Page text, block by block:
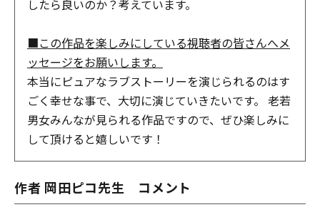
したら良いのか？考えています。
■この作品を楽しみにしている視聴者の皆さんへメ
ッセージをお願いします。
本当にピュアなラブストーリーを演じられるのはす
ごく幸せな事で、大切に演じていきたいです。 老若
男女みんなが見られる作品ですので、ぜひ楽しみに
して頂けると嬉しいです！
作者 岡田ピコ先生 コメント